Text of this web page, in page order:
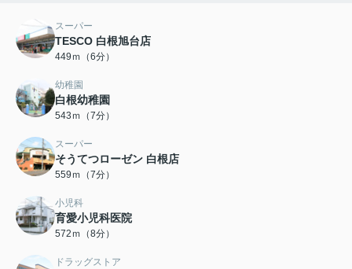
スーパー
TESCO 白根旭台店
449ｍ（6分）
幼稚園
白根幼稚園
543ｍ（7分）
スーパー
そうてつローゼン 白根店
559ｍ（7分）
小児科
育愛小児科医院
572ｍ（8分）
ドラッグストア